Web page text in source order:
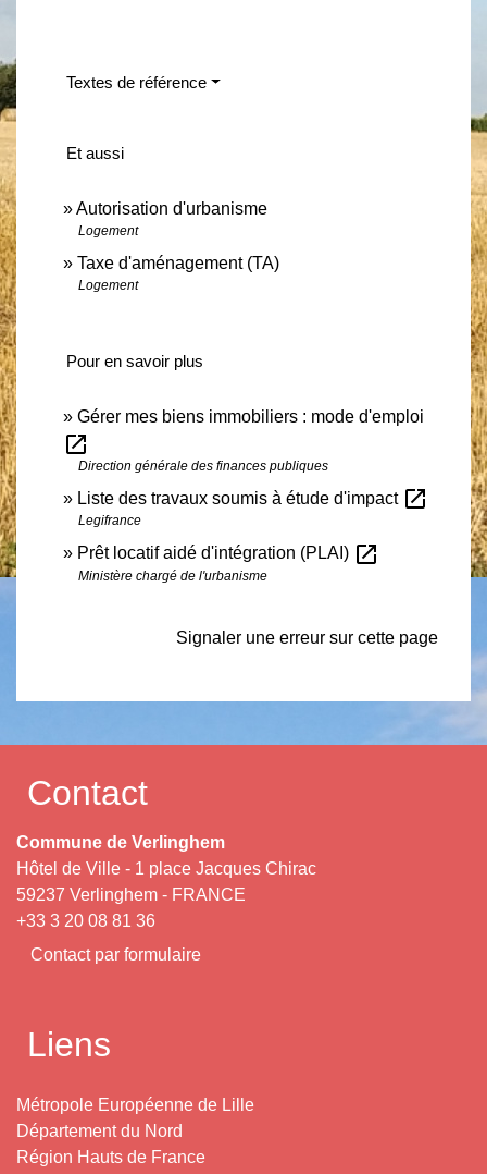
Textes de référence
Et aussi
Autorisation d'urbanisme
Logement
Taxe d'aménagement (TA)
Logement
Pour en savoir plus
Gérer mes biens immobiliers : mode d'emploi
open_in_new
Direction générale des finances publiques
Liste des travaux soumis à étude d'impact open_in_new
Legifrance
Prêt locatif aidé d'intégration (PLAI) open_in_new
Ministère chargé de l'urbanisme
Signaler une erreur sur cette page
Contact
Commune de Verlinghem
Hôtel de Ville - 1 place Jacques Chirac
59237 Verlinghem - FRANCE
+33 3 20 08 81 36
Contact par formulaire
Liens
Métropole Européenne de Lille
Département du Nord
Région Hauts de France